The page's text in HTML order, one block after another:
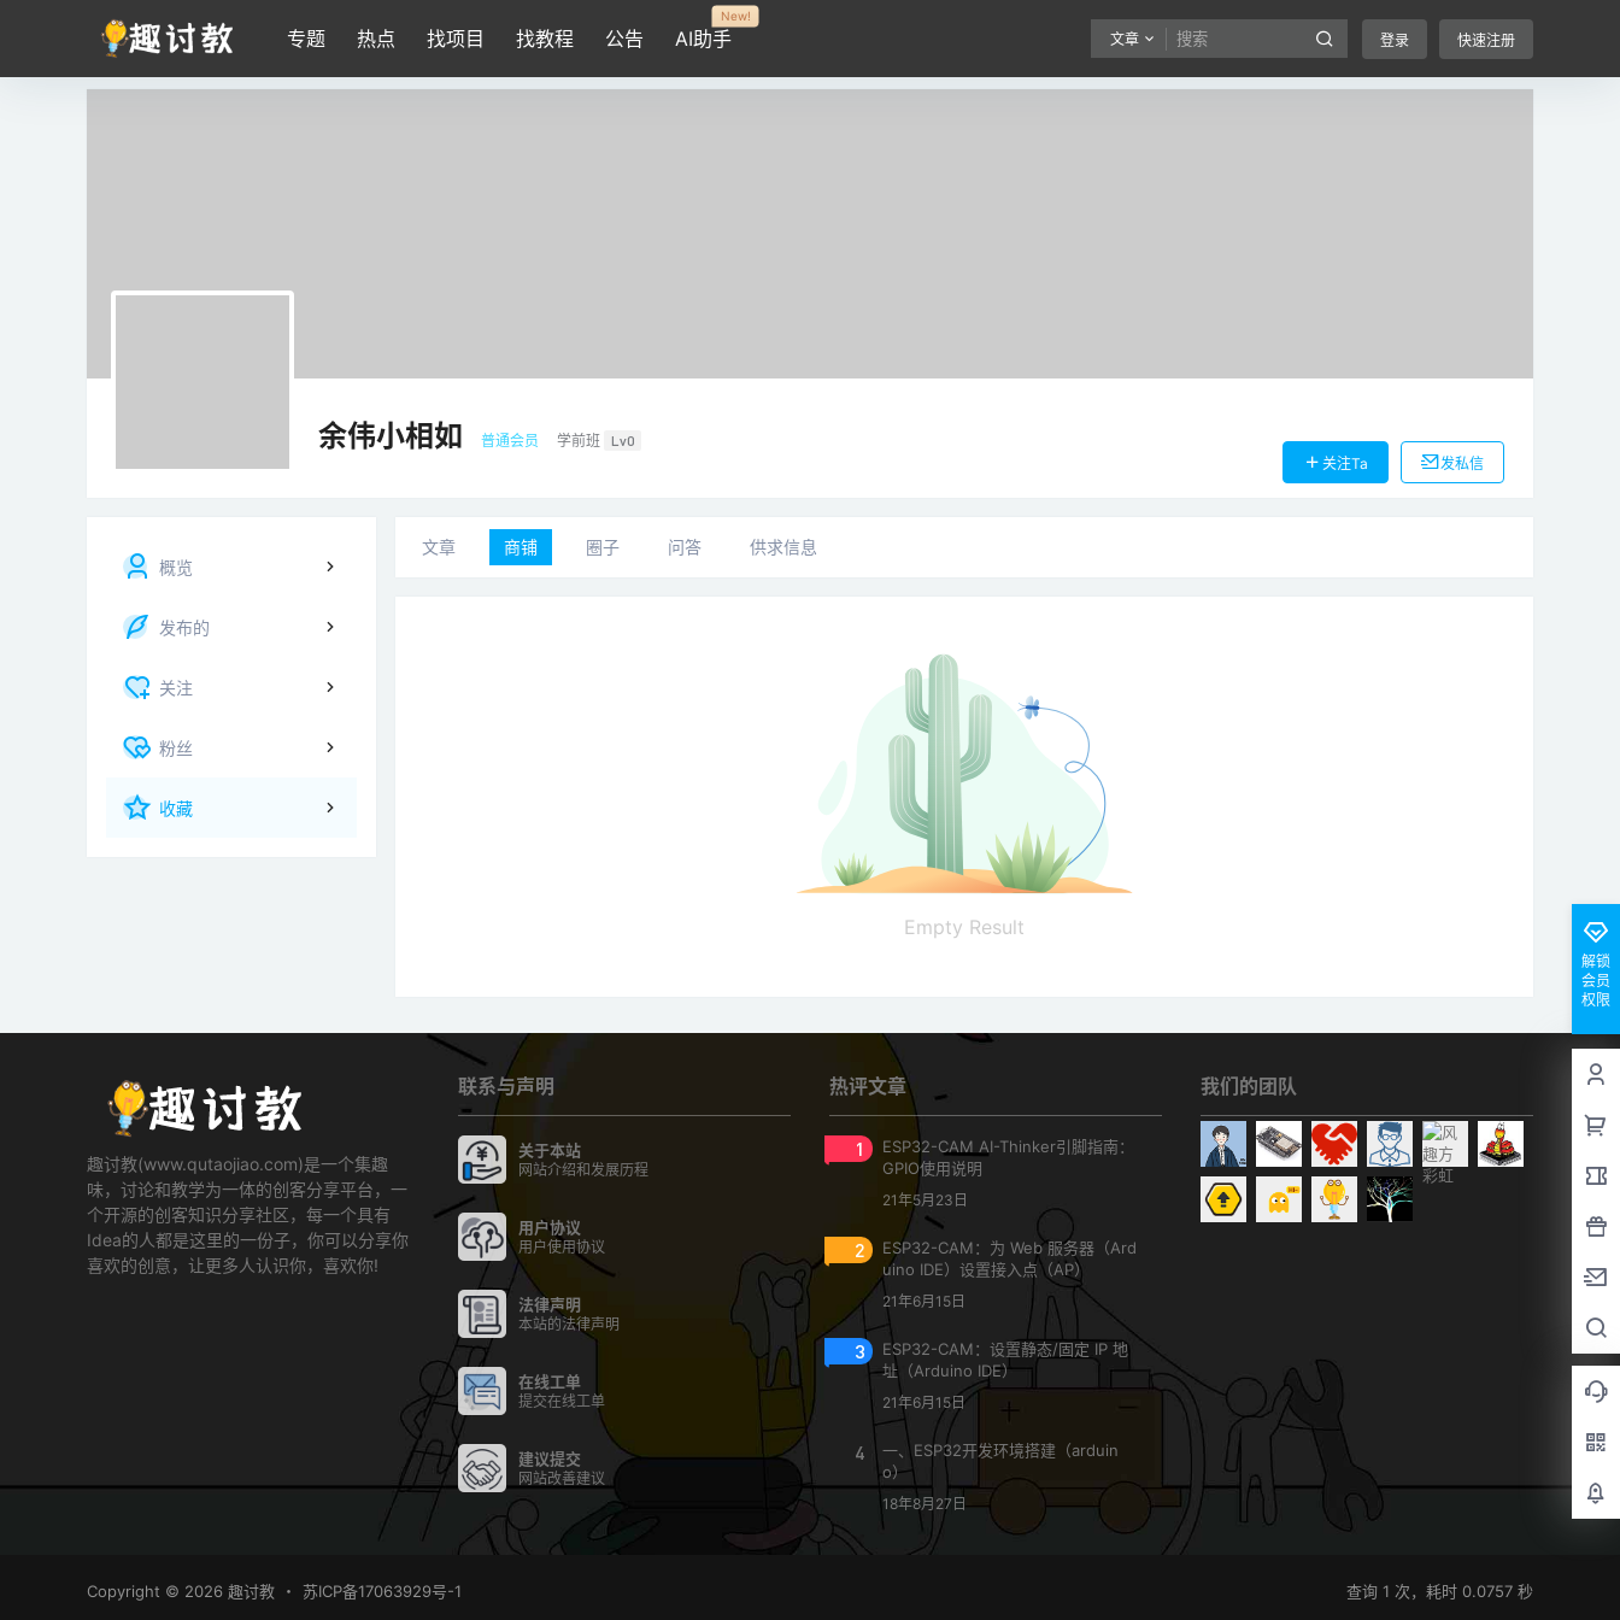
专题 热点 找项目 找教程 公告 AI助手
New!
文章 登录 快速注册
余伟小相如 普通会员 学前班 Lv0
关注Ta
发私信
概览
发布的
关注
粉丝
收藏
文章 商铺 圈子 问答 供求信息
Empty Result
解锁
会员
权限
趣讨教(www.qutaojiao.com)是一个集趣
味，讨论和教学为一体的创客分享平台，一
个开源的创客知识分享社区，每一个具有
Idea的人都是这里的一份子，你可以分享你
喜欢的创意，让更多人认识你，喜欢你!
联系与声明
关于本站
网站介绍和发展历程
用户协议
用户使用协议
法律声明
本站的法律声明
在线工单
提交在线工单
建议提交
网站改善建议
热评文章
1
ESP32-CAM AI-Thinker引脚指南：
GPIO使用说明
21年5月23日
2
ESP32-CAM：为 Web 服务器（Ard
uino IDE）设置接入点（AP）
21年6月15日
3
ESP32-CAM：设置静态/固定 IP 地
址（Arduino IDE）
21年6月15日
4
一、ESP32开发环境搭建（arduin
o）
18年8月27日
我们的团队
Copyright © 2026 趣讨教 ・ 苏ICP备17063929号-1 查询 1 次，耗时 0.0757 秒